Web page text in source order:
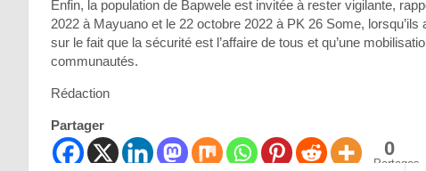
Enfin, la population de Bapwele est invitée à rester vigilante,
2022 à Mayuano et le 22 octobre 2022 à PK 26 Some,
sur le fait que la sécurité est l’affaire de tous et qu’une
communautés.
Rédaction
Partager
0
Partages